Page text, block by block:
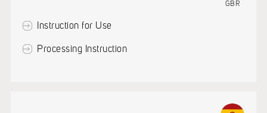
GBR
Instruction for Use
Processing Instruction